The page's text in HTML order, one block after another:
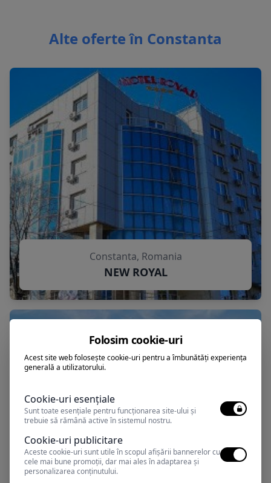
Alte oferte în Constanta
Constanta, Romania
NEW ROYAL
Folosim cookie-uri
Acest site web folosește cookie-uri pentru a îmbunătăți experiența
generală a utilizatorului.
Cookie-uri esențiale
Sunt toate esențiale pentru funcționarea site-ului și
trebuie să rămână active în sistemul nostru.
Cookie-uri publicitare
Aceste cookie-uri sunt utile în scopul afișării bannerelor cu
cele mai bune promoții, dar mai ales în adaptarea și
personalizarea conținutului.